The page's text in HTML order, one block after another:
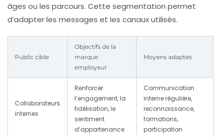
âges ou les parcours. Cette segmentation permet
d’adapter les messages et les canaux utilisés.
Public cible
Objectifs de la
marque
employeur
Moyens adaptés
Collaborateurs
internes
Renforcer
l’engagement, la
fidélisation, le
sentiment
d’appartenance
Communication
interne régulière,
reconnaissance,
formations,
participation